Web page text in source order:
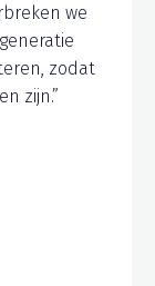
we
zodat
zijn.”